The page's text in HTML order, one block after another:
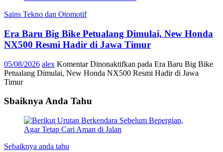
Sains Tekno dan Otomotif
Era Baru Big Bike Petualang Dimulai, New Honda
NX500 Resmi Hadir di Jawa Timur
05/08/2026 alex Komentar Dinonaktifkan pada Era Baru Big Bike
Petualang Dimulai, New Honda NX500 Resmi Hadir di Jawa
Timur
Sbaiknya Anda Tahu
Sebaiknya anda tahu